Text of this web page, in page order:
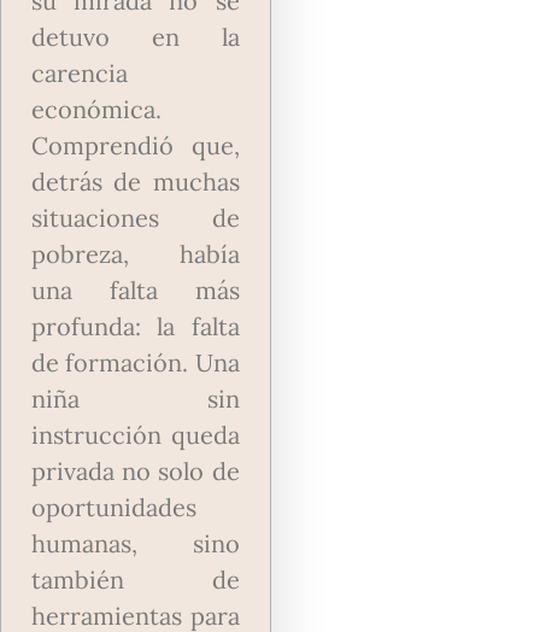
detuvo en la
carencia
económica.
Comprendió que,
detrás de muchas
situaciones de
pobreza, había
una falta más
profunda: la falta
de formación. Una
niña sin
instrucción queda
privada no solo de
oportunidades
humanas, sino
también de
herramientas para